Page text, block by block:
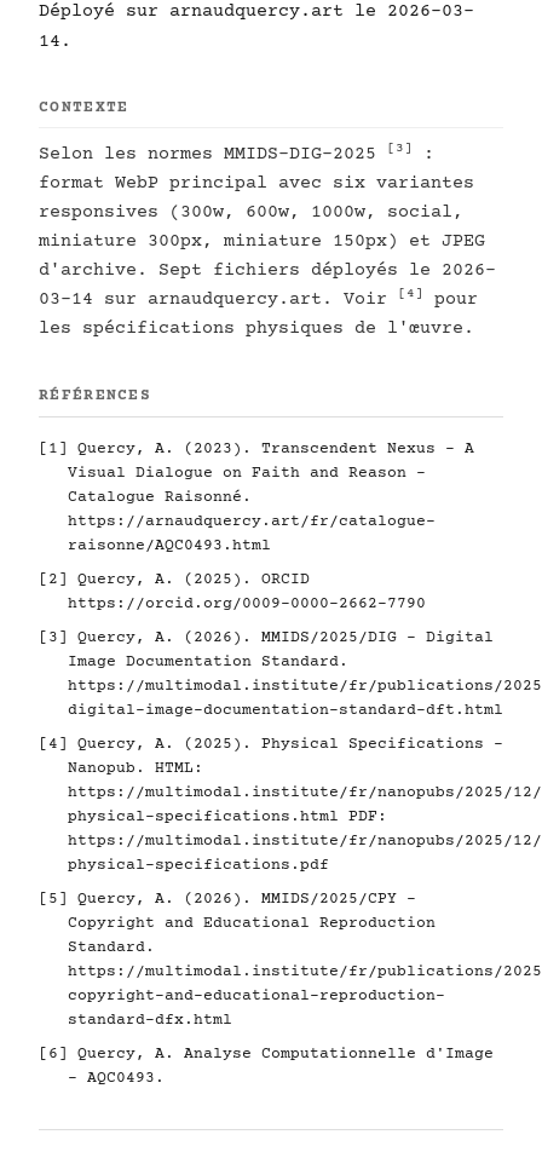
Déployé sur arnaudquercy.art le 2026-03-
14.
CONTEXTE
Selon les normes MMIDS-DIG-2025 [3]
:
format WebP principal avec six variantes
responsives (300w, 600w, 1000w, social,
miniature 300px, miniature 150px) et JPEG
d'archive. Sept fichiers déployés le 2026-
03-14 sur arnaudquercy.art. Voir
[4]
pour
les spécifications physiques de l'œuvre.
RÉFÉRENCES
[1]
Quercy, A. (2023). Transcendent Nexus - A
Visual Dialogue on Faith and Reason -
Catalogue Raisonné.
https://arnaudquercy.art/fr/catalogue-
raisonne/AQC0493.html
[2]
Quercy, A. (2025). ORCID
https://orcid.org/0009-0000-2662-7790
[3]
Quercy, A. (2026). MMIDS/2025/DIG - Digital
Image Documentation Standard.
https://multimodal.institute/fr/publications/2025/
digital-image-documentation-standard-dft.html
[4]
Quercy, A. (2025). Physical Specifications -
Nanopub. HTML:
https://multimodal.institute/fr/nanopubs/2025/12/
physical-specifications.html PDF:
https://multimodal.institute/fr/nanopubs/2025/12/
physical-specifications.pdf
[5]
Quercy, A. (2026). MMIDS/2025/CPY -
Copyright and Educational Reproduction
Standard.
https://multimodal.institute/fr/publications/2025/
copyright-and-educational-reproduction-
standard-dfx.html
[6]
Quercy, A. Analyse Computationnelle d'Image
- AQC0493.